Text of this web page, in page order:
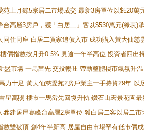
苑上月錄5宗居二市場成交 最新3房單位以$520萬
台高層3房戶，獲「白居二」客以$530萬元(綠表)
同住同座 白居二買家追價入市 成功購入黃大仙
價指數按月升0.5% 見逾一年半高位 投資者四
盤市場 一馬當先 交投暢旺 帶動整體樓市氣氛升
力十足 黃大仙慈愛苑2房戶業主一手持貨29年 以
星高照 樓市一馬當先回復升軌 鑽石山宏景花園
參建居屋嘉峰台高層2房單位 獲白居二客以居二市
數雙破頂 創4年半新高 居屋自由市場罕有低市價